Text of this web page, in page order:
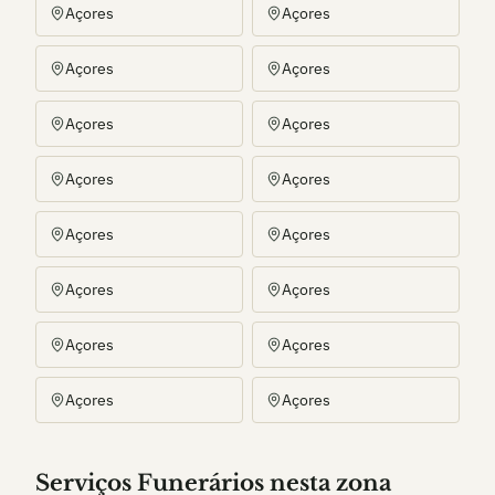
Açores Açores
Açores Açores
Açores Açores
Açores Açores
Açores Açores
Açores Açores
Açores Açores
Açores Açores
Serviços Funerários nesta zona